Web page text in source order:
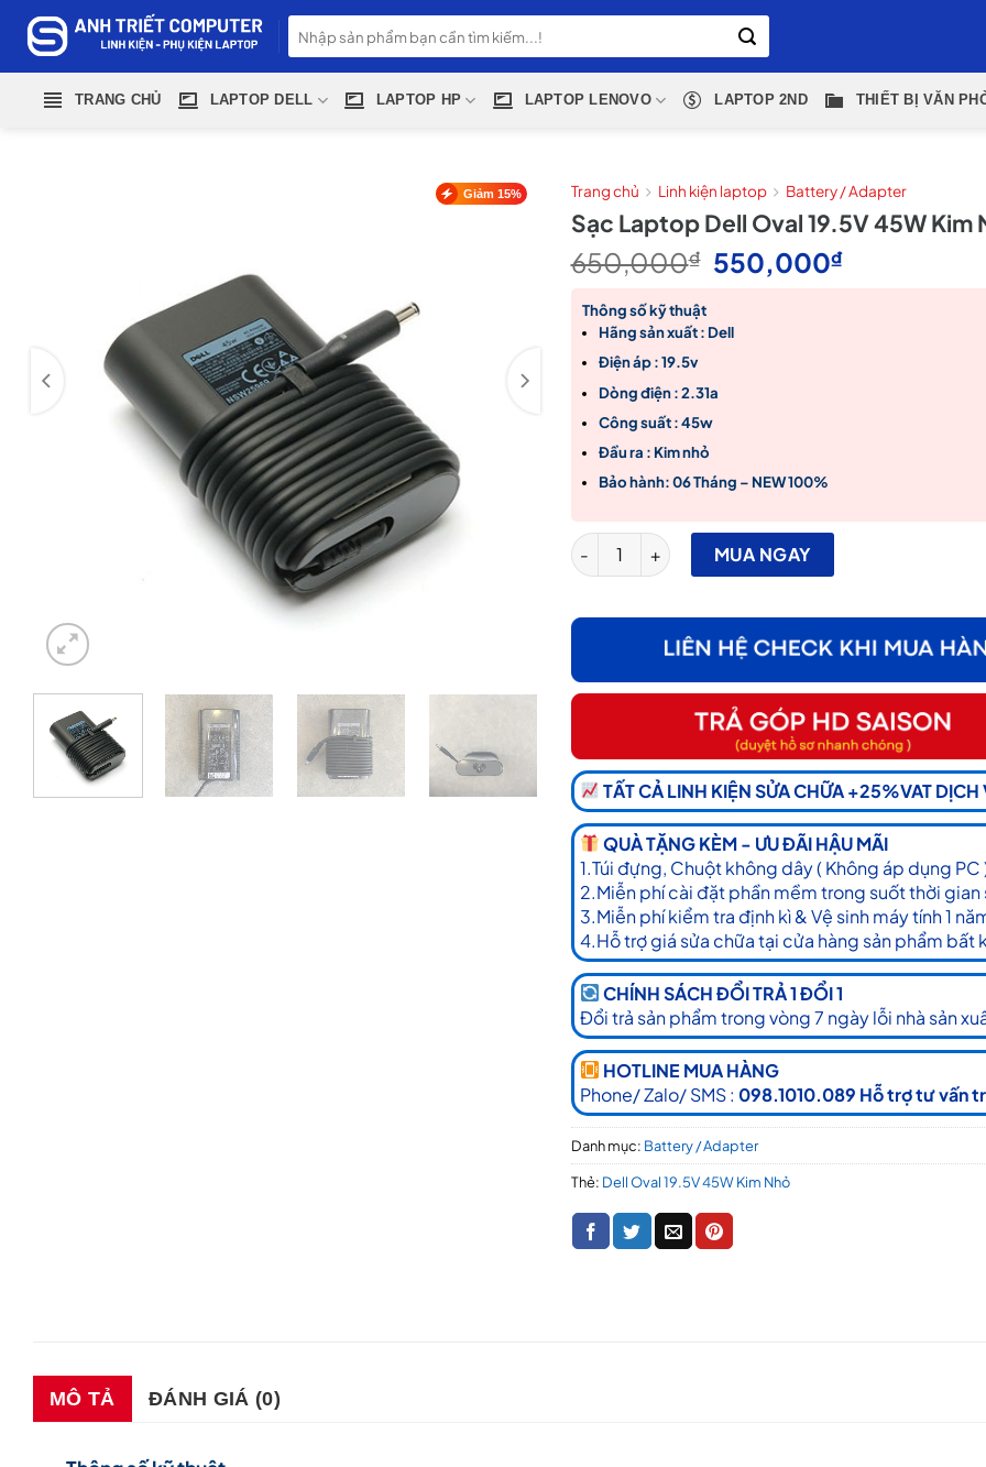
content
kiếm:
TRANG CHỦ LAPTOP DELL LAPTOP HP LAPTOP LENOVO LAPTOP 2ND THIẾT BỊ VĂN
Giảm 15% Trang chủ Linh kiện laptop Battery / Adapter
Sạc Laptop Dell Oval 19.5V 45W Kim
650,000₫ Giá
650,000₫.
550,000₫Giá
Thông số kỹ thuật
Hãng sản xuất : Dell
Điện áp : 19.5v
Dòng điện : 2.31a
Công suất : 45w
Đầu ra : Kim nhỏ
Bảo hành: 06 Tháng – NEW 100%
Sạc Laptop Dell Oval 19.5V 45W Kim Nhỏ số lượng
MUA NGAY
TẤT CẢ LINH KIỆN SỬA CHỮA +25%VAT DỊCH
QUÀ TẶNG KÈM - ƯU ĐÃI HẬU MÃI
1.Túi đựng, Chuột không dây ( Không áp dụng PC
2.Miễn phí cài đặt phần mềm trong suốt thời gian
3.Miễn phí kiểm tra định kì & Vệ sinh máy tính 1
4.Hỗ trợ giá sửa chữa tại cửa hàng sản phẩm bất
CHÍNH SÁCH ĐỔI TRẢ 1 ĐỔI 1
Đổi trả sản phẩm trong vòng 7 ngày lỗi nhà sản
HOTLINE MUA HÀNG
Phone/ Zalo/ SMS : 098.1010.089 Hỗ trợ tư vấn
Danh mục: Battery / Adapter
Thẻ: Dell Oval 19.5V 45W Kim Nhỏ
MÔ TẢ ĐÁNH GIÁ (0)